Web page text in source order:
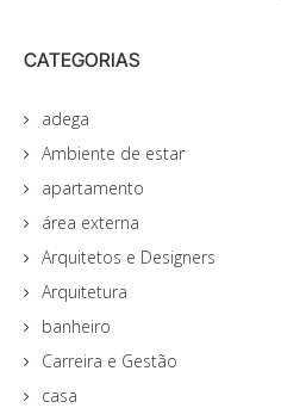
CATEGORIAS
adega
Ambiente de estar
apartamento
área externa
Arquitetos e Designers
Arquitetura
banheiro
Carreira e Gestão
casa